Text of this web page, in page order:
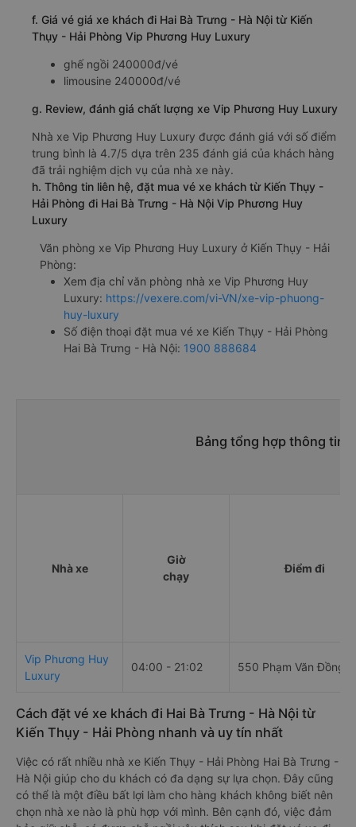
f. Giá vé giá xe khách đi Hai Bà Trưng - Hà Nội từ Kiến
Thụy - Hải Phòng Vip Phương Huy Luxury
ghế ngồi 240000đ/vé
limousine 240000đ/vé
g. Review, đánh giá chất lượng xe Vip Phương Huy Luxury
Nhà xe Vip Phương Huy Luxury được đánh giá với số điểm
trung bình là 4.7/5 dựa trên 235 đánh giá của khách hàng
đã trải nghiệm dịch vụ của nhà xe này.
h. Thông tin liên hệ, đặt mua vé xe khách từ Kiến Thụy -
Hải Phòng đi Hai Bà Trưng - Hà Nội Vip Phương Huy
Luxury
Văn phòng xe Vip Phương Huy Luxury ở Kiến Thụy - Hải
Phòng:
Xem địa chỉ văn phòng nhà xe Vip Phương Huy
Luxury: https://vexere.com/vi-VN/xe-vip-phuong-
huy-luxury
Số điện thoại đặt mua vé xe Kiến Thụy - Hải Phòng
Hai Bà Trưng - Hà Nội: 1900 888684
Bảng tổng hợp thông tin
Nhà xe
Giờ
chạy
Điểm đi
Vip Phương Huy
Luxury
04:00 - 21:02 550 Phạm Văn Đồng
Cách đặt vé xe khách đi Hai Bà Trưng - Hà Nội từ
Kiến Thụy - Hải Phòng nhanh và uy tín nhất
Việc có rất nhiều nhà xe Kiến Thụy - Hải Phòng Hai Bà Trưng -
Hà Nội giúp cho du khách có đa dạng sự lựa chọn. Đây cũng
có thể là một điều bất lợi làm cho hàng khách không biết nên
chọn nhà xe nào là phù hợp với mình. Bên cạnh đó, việc đảm